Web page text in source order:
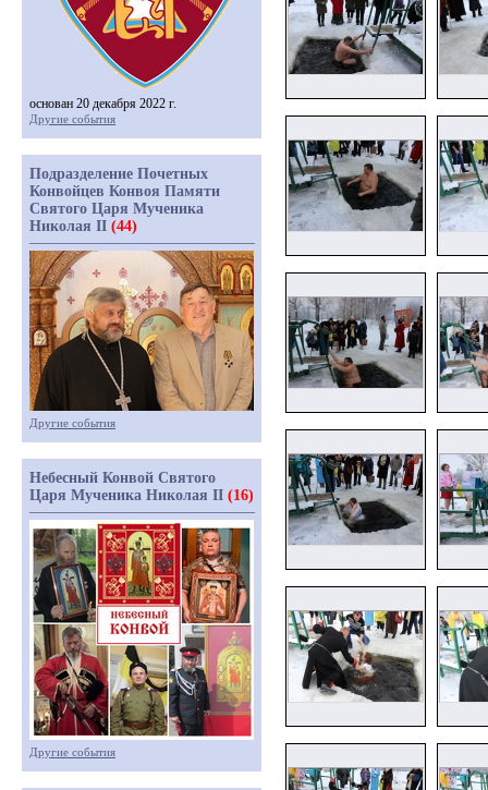
основан 20 декабря 2022 г.
Другие события
Подразделение Почетных
Конвойцев Конвоя Памяти
Святого Царя Мученика
Николая II (44)
Другие события
Небесный Конвой Святого
Царя Мученика Николая II (16)
Другие события